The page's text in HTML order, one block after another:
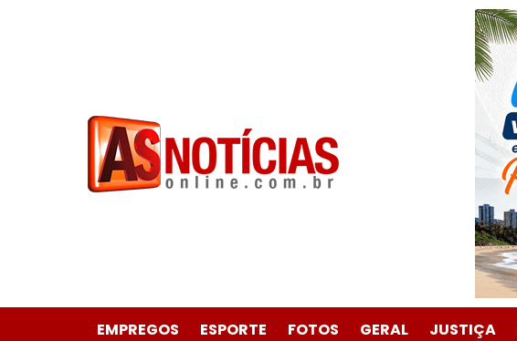
EMPREGOS ESPORTE FOTOS GERAL JUSTIÇA